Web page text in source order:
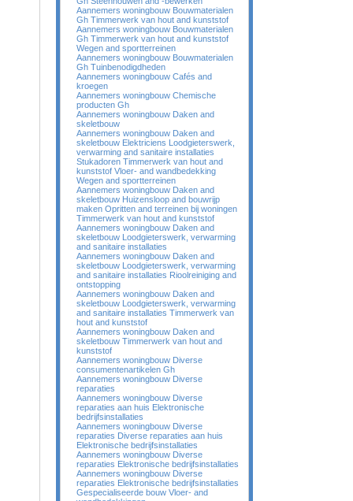
Aannemers woningbouw Bouwmaterialen
Gh Timmerwerk van hout and kunststof
Aannemers woningbouw Bouwmaterialen
Gh Timmerwerk van hout and kunststof
Wegen and sportterreinen
Aannemers woningbouw Bouwmaterialen
Gh Tuinbenodigdheden
Aannemers woningbouw Cafés and
kroegen
Aannemers woningbouw Chemische
producten Gh
Aannemers woningbouw Daken and
skeletbouw
Aannemers woningbouw Daken and
skeletbouw Elektriciens Loodgieterswerk,
verwarming and sanitaire installaties
Stukadoren Timmerwerk van hout and
kunststof Vloer- and wandbedekking
Wegen and sportterreinen
Aannemers woningbouw Daken and
skeletbouw Huizensloop and bouwrijp
maken Opritten and terreinen bij woningen
Timmerwerk van hout and kunststof
Aannemers woningbouw Daken and
skeletbouw Loodgieterswerk, verwarming
and sanitaire installaties
Aannemers woningbouw Daken and
skeletbouw Loodgieterswerk, verwarming
and sanitaire installaties Rioolreiniging and
ontstopping
Aannemers woningbouw Daken and
skeletbouw Loodgieterswerk, verwarming
and sanitaire installaties Timmerwerk van
hout and kunststof
Aannemers woningbouw Daken and
skeletbouw Timmerwerk van hout and
kunststof
Aannemers woningbouw Diverse
consumentenartikelen Gh
Aannemers woningbouw Diverse
reparaties
Aannemers woningbouw Diverse
reparaties aan huis Elektronische
bedrijfsinstallaties
Aannemers woningbouw Diverse
reparaties Diverse reparaties aan huis
Elektronische bedrijfsinstallaties
Aannemers woningbouw Diverse
reparaties Elektronische bedrijfsinstallaties
Aannemers woningbouw Diverse
reparaties Elektronische bedrijfsinstallaties
Gespecialiseerde bouw Vloer- and